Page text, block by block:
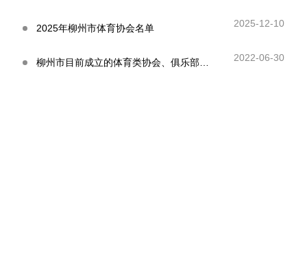
2025年柳州市体育协会名单 2025-12-10
柳州市目前成立的体育类协会、俱乐部名单 2022-06-30